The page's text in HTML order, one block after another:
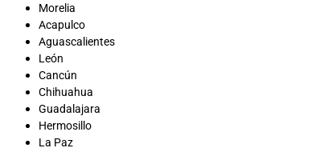
Morelia
Acapulco
Aguascalientes
León
Cancún
Chihuahua
Guadalajara
Hermosillo
La Paz